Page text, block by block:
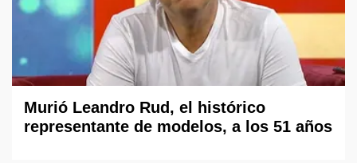
Murió Leandro Rud, el histórico
representante de modelos, a los 51 años